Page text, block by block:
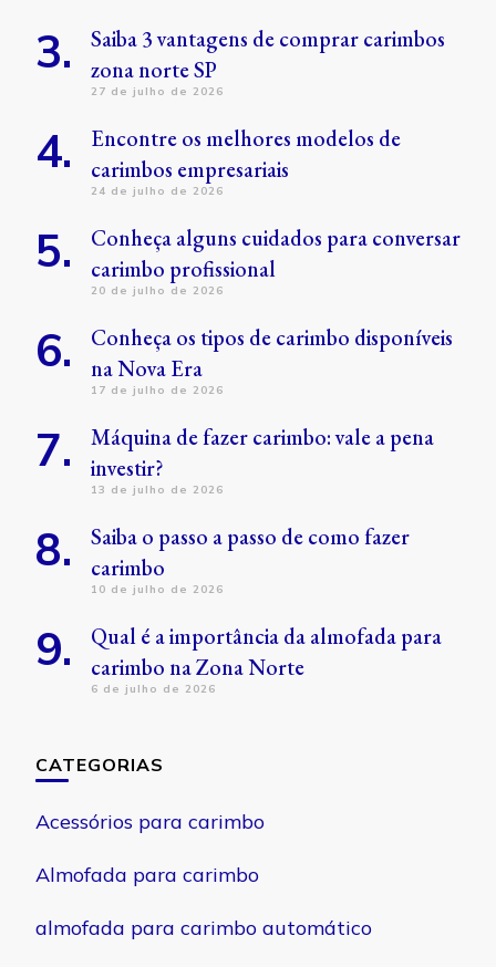
Saiba 3 vantagens de comprar carimbos
zona norte SP
27 de julho de 2026
Encontre os melhores modelos de
carimbos empresariais
24 de julho de 2026
Conheça alguns cuidados para conversar
carimbo profissional
20 de julho de 2026
Conheça os tipos de carimbo disponíveis
na Nova Era
17 de julho de 2026
Máquina de fazer carimbo: vale a pena
investir?
13 de julho de 2026
Saiba o passo a passo de como fazer
carimbo
10 de julho de 2026
Qual é a importância da almofada para
carimbo na Zona Norte
6 de julho de 2026
CATEGORIAS
Acessórios para carimbo
Almofada para carimbo
almofada para carimbo automático